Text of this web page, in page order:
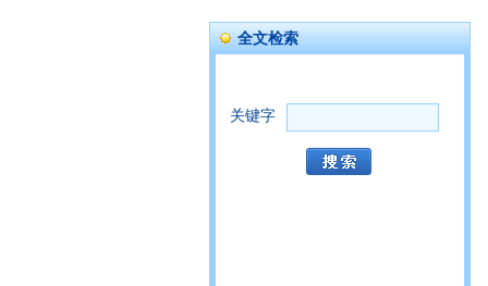
全文检索
关键字